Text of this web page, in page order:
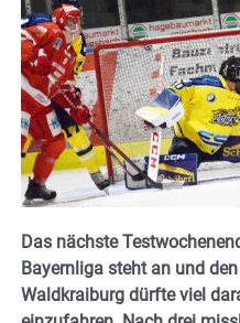
Das nächste
Bayernliga steht an und
Waldkraiburg dürfte viel